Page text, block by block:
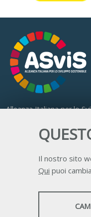
Il nostro sito
Qui puoi
Alleanza Italiana per lo
C.F. 97893090585 P.IVA